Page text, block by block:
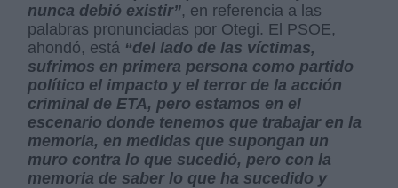
nunca debió existir”, en referencia a las
palabras pronunciadas por Otegi. El PSOE,
ahondó, está “del lado de las víctimas,
sufrimos en primera persona como partido
político el impacto y el terror de la acción
criminal de ETA, pero estamos en el
escenario donde tenemos que trabajar en la
memoria, en medidas que supongan un
muro contra lo que sucedió, pero con la
memoria de saber lo que ha sucedido y